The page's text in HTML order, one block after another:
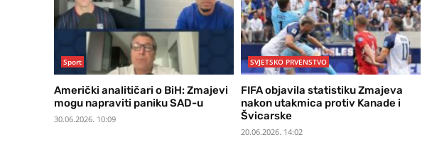
Sport
Američki analitičari o BiH: Zmajevi
mogu napraviti paniku SAD-u
30.06.2026. 10:09
SVJETSKO PRVENSTVO
FIFA objavila statistiku Zmajeva
nakon utakmica protiv Kanade i
Švicarske
20.06.2026. 14:02